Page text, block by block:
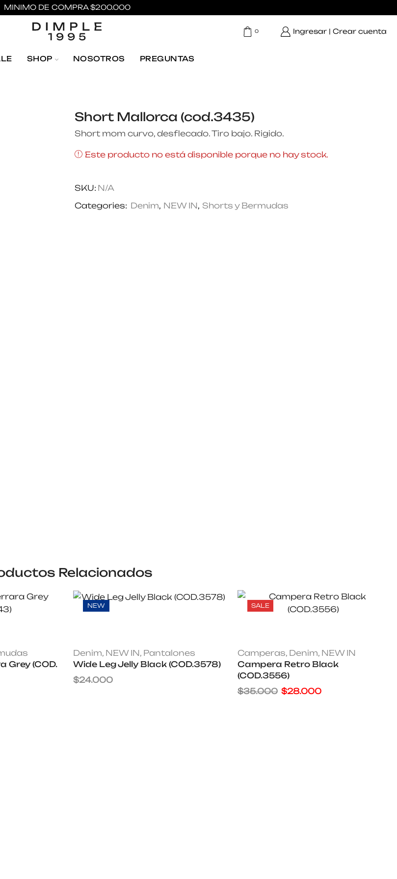
MINIMO DE COMPRA $200.000
0 Ingresar | Crear cuenta
SHOP NOSOTROS PREGUNTAS
Short Mallorca (cod.3435)
Short mom curvo, desflecado. Tiro bajo. Rigido.
Este producto no está disponible porque no hay stock.
SKU: N/A
Categories: Denim, NEW IN, Shorts y Bermudas
Relacionados
Grey (COD.
NEW
Denim, NEW IN, Pantalones
Wide Leg Jelly Black (COD.3578)
$24.000
SALE
Camperas, Denim, NEW IN
Campera Retro Black
(COD.3556)
$35.000 $28.000